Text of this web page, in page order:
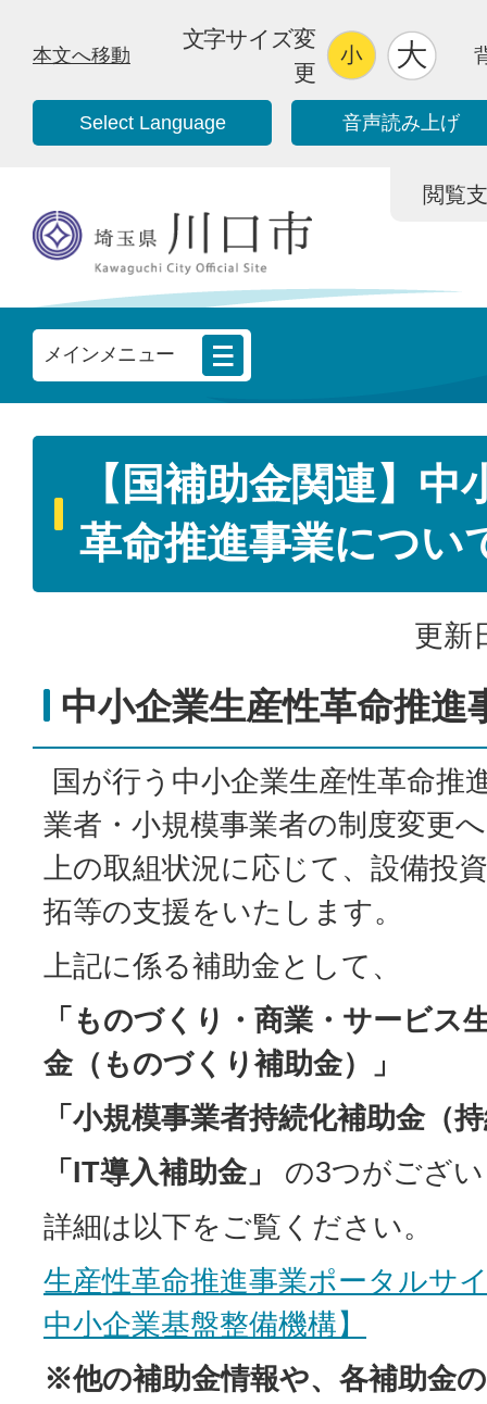
本文へ移動
文字サイズ変
更
Select Language 音声読み上げ
閲覧
メインメニュー
【国補助金関連】中
革命推進事業につい
更新
中小企業生産性革命推進
国が行う中小企業生産性革命推
業者・小規模事業者の制度変更
上の取組状況に応じて、設備投
拓等の支援をいたします。
上記に係る補助金として、
「ものづくり・商業・サービス
金（ものづくり補助金）」
「小規模事業者持続化補助金（
「IT導入補助金」
の3つがござ
詳細は以下をご覧ください。
生産性革命推進事業ポータルサ
中小企業基盤整備機構】
※他の補助金情報や、各補助金